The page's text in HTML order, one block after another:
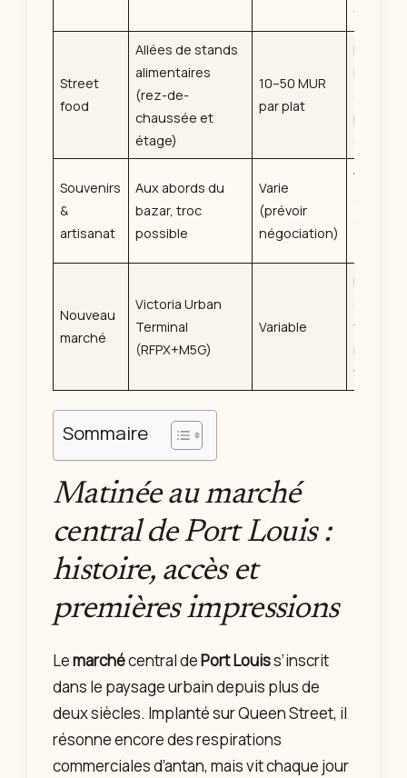
food
Street
food
Allées de stands
alimentaires
(rez-de-
chaussée et
étage)
10–50 MUR
par plat
Dholl
mine frit,
pouding
de
Souvenirs
&
artisanat
Aux abords du
bazar, troc
possible
Varie
(prévoir
négociation)
Vanille,
épices,
objets
Nouveau
marché
Victoria Urban
Terminal
(RFPX+M5G)
Variable
Fruits,
street
food
Sommaire
Matinée au marché
central de Port Louis :
histoire, accès et
premières impressions
Lemarchécentral dePort Louiss’inscrit
dans le paysage urbain depuis plus de
deux siècles. Implanté sur Queen Street, il
résonne encore des respirations
commerciales d’antan, mais vit chaque jour